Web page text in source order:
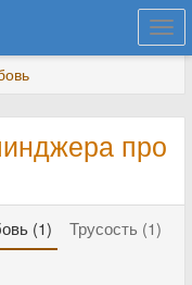
про
(1)
Трусость (1)